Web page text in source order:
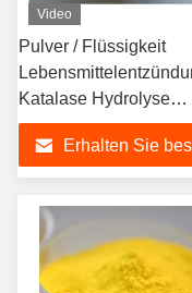
Video
Pulver / Flüssigkeit
Katalase Hydrolyse
Wasserstoffperoxid
Erhalten Sie